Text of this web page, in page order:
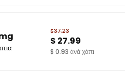
$37.23
$ 27.99
$ 0.93 ἀνά χάπι